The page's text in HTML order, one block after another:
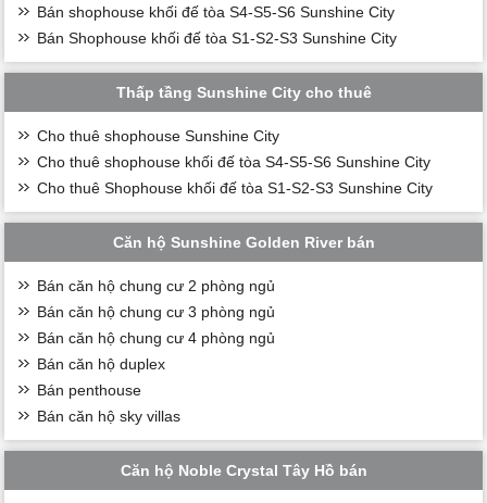
Bán shophouse khối đế tòa S4-S5-S6 Sunshine City
Bán Shophouse khối đế tòa S1-S2-S3 Sunshine City
Thấp tầng Sunshine City cho thuê
Cho thuê shophouse Sunshine City
Cho thuê shophouse khối đế tòa S4-S5-S6 Sunshine City
Cho thuê Shophouse khối đế tòa S1-S2-S3 Sunshine City
Căn hộ Sunshine Golden River bán
Bán căn hộ chung cư 2 phòng ngủ
Bán căn hộ chung cư 3 phòng ngủ
Bán căn hộ chung cư 4 phòng ngủ
Bán căn hộ duplex
Bán penthouse
Bán căn hộ sky villas
Căn hộ Noble Crystal Tây Hồ bán